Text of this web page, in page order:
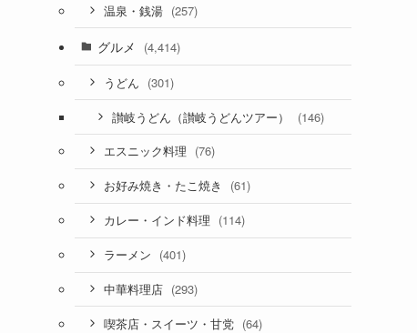
温泉・銭湯 (257)
グルメ (4,414)
うどん (301)
讃岐うどん（讃岐うどんツアー） (146)
エスニック料理 (76)
お好み焼き・たこ焼き (61)
カレー・インド料理 (114)
ラーメン (401)
中華料理店 (293)
喫茶店・スイーツ・甘党 (64)